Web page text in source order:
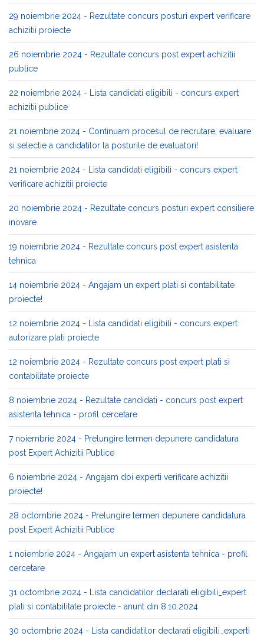
29 noiembrie 2024 - Rezultate concurs posturi expert verificare
achizitii proiecte
26 noiembrie 2024 - Rezultate concurs post expert achizitii
publice
22 noiembrie 2024 - Lista candidati eligibili - concurs expert
achizitii publice
21 noiembrie 2024 - Continuam procesul de recrutare, evaluare
si selectie a candidatilor la posturile de evaluatori!
21 noiembrie 2024 - Lista candidati eligibili - concurs expert
verificare achizitii proiecte
20 noiembrie 2024 - Rezultate concurs posturi expert consiliere
inovare
19 noiembrie 2024 - Rezultate concurs post expert asistenta
tehnica
14 noiembrie 2024 - Angajam un expert plati si contabilitate
proiecte!
12 noiembrie 2024 - Lista candidati eligibili - concurs expert
autorizare plati proiecte
12 noiembrie 2024 - Rezultate concurs post expert plati si
contabilitate proiecte
8 noiembrie 2024 - Rezultate candidati - concurs post expert
asistenta tehnica - profil cercetare
7 noiembrie 2024 - Prelungire termen depunere candidatura
post Expert Achizitii Publice
6 noiembrie 2024 - Angajam doi experti verificare achizitii
proiecte!
28 octombrie 2024 - Prelungire termen depunere candidatura
post Expert Achizitii Publice
1 noiembrie 2024 - Angajam un expert asistenta tehnica - profil
cercetare
31 octombrie 2024 - Lista candidatilor declarati eligibili_expert
plati si contabilitate proiecte - anunt din 8.10.2024
30 octombrie 2024 - Lista candidatilor declarati eligibili_experti